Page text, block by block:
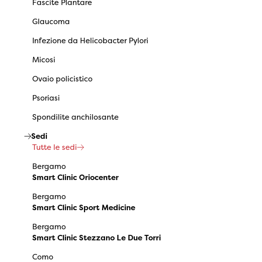
Fascite Plantare
Glaucoma
Infezione da Helicobacter Pylori
Micosi
Ovaio policistico
Psoriasi
Spondilite anchilosante
Sedi
Tutte le sedi
Bergamo
Smart Clinic Oriocenter
Bergamo
Smart Clinic Sport Medicine
Bergamo
Smart Clinic Stezzano Le Due Torri
Como